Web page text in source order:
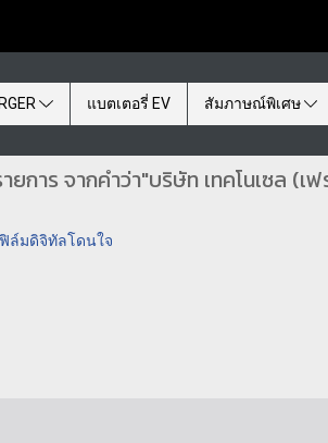
แบตเตอรี่ EV สัมภาษณ์พิเศษ
ยการ จากคำว่า"บริษัท เทคโนเซล (เ
ฟิล์มดิจิทัลโดนใจ